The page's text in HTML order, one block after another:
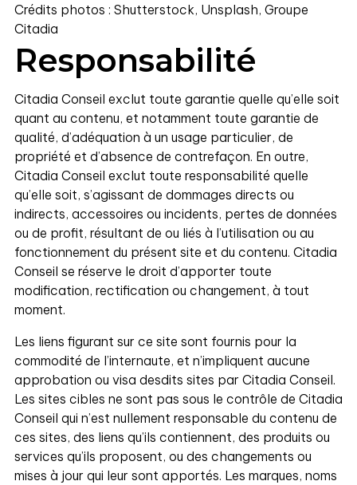
Crédits photos : Shutterstock, Unsplash, Groupe
Citadia
Responsabilité
Citadia Conseil exclut toute garantie quelle qu’elle soit
quant au contenu, et notamment toute garantie de
qualité, d’adéquation à un usage particulier, de
propriété et d’absence de contrefaçon. En outre,
Citadia Conseil exclut toute responsabilité quelle
qu’elle soit, s’agissant de dommages directs ou
indirects, accessoires ou incidents, pertes de données
ou de profit, résultant de ou liés à l’utilisation ou au
fonctionnement du présent site et du contenu. Citadia
Conseil se réserve le droit d’apporter toute
modification, rectification ou changement, à tout
moment.
Les liens figurant sur ce site sont fournis pour la
commodité de l’internaute, et n’impliquent aucune
approbation ou visa desdits sites par Citadia Conseil.
Les sites cibles ne sont pas sous le contrôle de Citadia
Conseil qui n’est nullement responsable du contenu de
ces sites, des liens qu’ils contiennent, des produits ou
services qu’ils proposent, ou des changements ou
mises à jour qui leur sont apportés. Les marques, noms